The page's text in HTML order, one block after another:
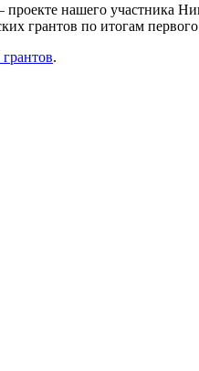
нашего участника
грантов по итогам
.